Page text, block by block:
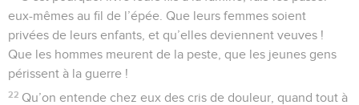
eux-mêmes au fil de l’épée. Que leurs femmes soient
privées de leurs enfants, et qu’elles deviennent veuves !
Que les hommes meurent de la peste, que les jeunes gens
périssent à la guerre !
22 Qu’on entende chez eux des cris de douleur, quand tout à